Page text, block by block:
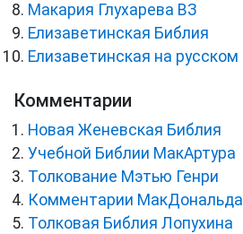
Макария Глухарева ВЗ
Елизаветинская Библия
Елизаветинская на русском
Комментарии
Новая Женевская Библия
Учебной Библии МакАртура
Толкование Мэтью Генри
Комментарии МакДональда
Толковая Библия Лопухина